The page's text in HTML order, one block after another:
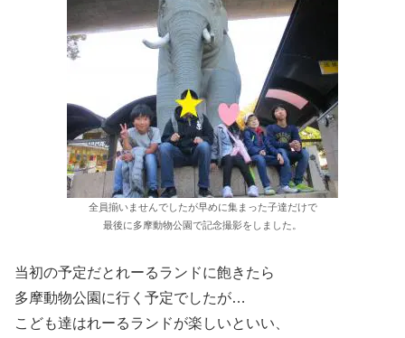
全員揃いませんでしたが早めに集まった子達だけで
最後に多摩動物公園で記念撮影をしました。
当初の予定だとれーるランドに飽きたら
多摩動物公園に行く予定でしたが…
こども達はれーるランドが楽しいといい、